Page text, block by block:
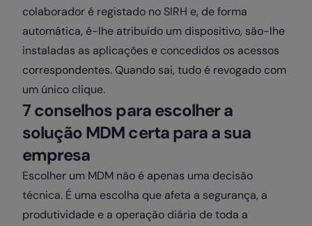
colaborador é registado no SIRH e, de forma
automática, é-lhe atribuído um dispositivo, são-lhe
instaladas as aplicações e concedidos os acessos
correspondentes. Quando sai, tudo é revogado com
um único clique.
7 conselhos para escolher a
solução MDM certa para a sua
empresa
Escolher um MDM não é apenas uma decisão
técnica. É uma escolha que afeta a segurança, a
produtividade e a operação diária de toda a